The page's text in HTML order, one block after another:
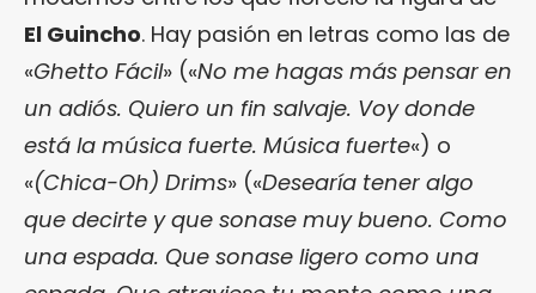
El Guincho. Hay pasión en letras como las de
«Ghetto Fácil» («No me hagas más pensar en
un adiós. Quiero un fin salvaje. Voy donde
está la música fuerte. Música fuerte«) o
«(Chica-Oh) Drims» («Desearía tener algo
que decirte y que sonase muy bueno. Como
una espada. Que sonase ligero como una